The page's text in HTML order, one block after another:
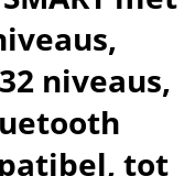
niveaus,
tot